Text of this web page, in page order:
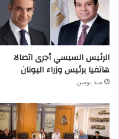
الرئيس السيسي أجرى اتصالا
هاتفيا برئيس وزراء اليونان
منذ يومين